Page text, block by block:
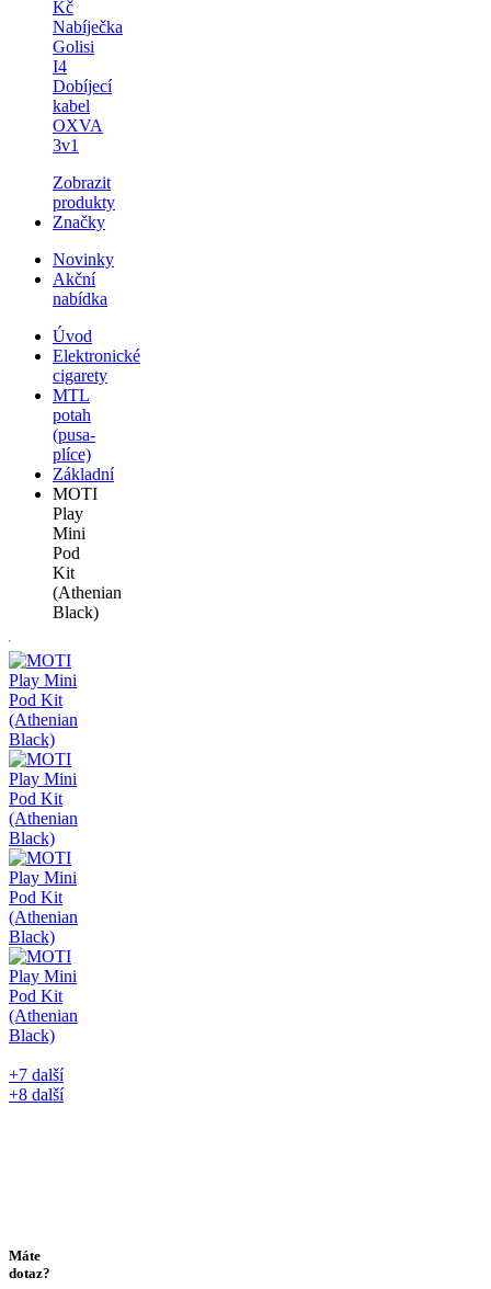
Kč
Nabíječka
Golisi
I4
Dobíjecí
kabel
OXVA
3v1
Zobrazit
produkty
Značky
Novinky
Akční
nabídka
Úvod
Elektronické
cigarety
MTL
potah
(pusa-
plíce)
Základní
MOTI
Play
Mini
Pod
Kit
(Athenian
Black)
+7 další
+8 další
Máte
dotaz?